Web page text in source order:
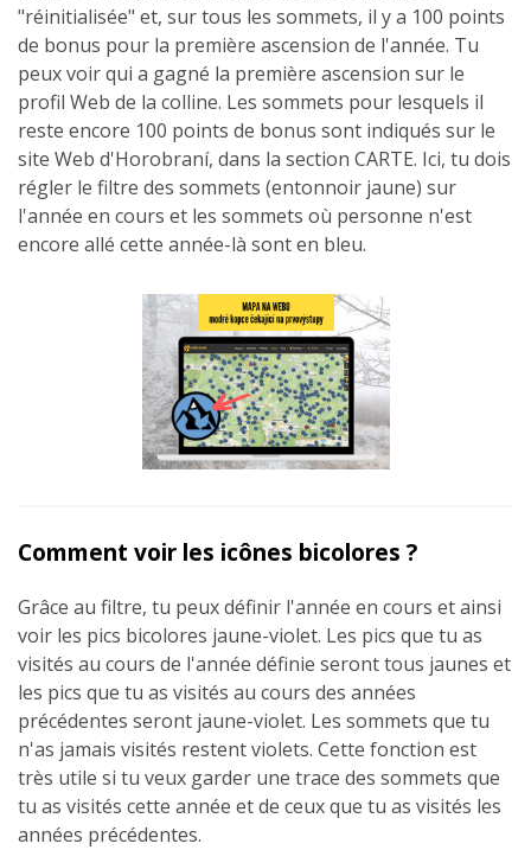
"réinitialisée" et, sur tous les sommets, il y a 100 points
de bonus pour la première ascension de l'année. Tu
peux voir qui a gagné la première ascension sur le
profil Web de la colline. Les sommets pour lesquels il
reste encore 100 points de bonus sont indiqués sur le
site Web d'Horobraní, dans la section CARTE. Ici, tu dois
régler le filtre des sommets (entonnoir jaune) sur
l'année en cours et les sommets où personne n'est
encore allé cette année-là sont en bleu.
Comment voir les icônes bicolores ?
Grâce au filtre, tu peux définir l'année en cours et ainsi
voir les pics bicolores jaune-violet. Les pics que tu as
visités au cours de l'année définie seront tous jaunes et
les pics que tu as visités au cours des années
précédentes seront jaune-violet. Les sommets que tu
n'as jamais visités restent violets. Cette fonction est
très utile si tu veux garder une trace des sommets que
tu as visités cette année et de ceux que tu as visités les
années précédentes.